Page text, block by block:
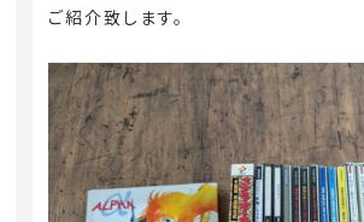
ご紹介致します。